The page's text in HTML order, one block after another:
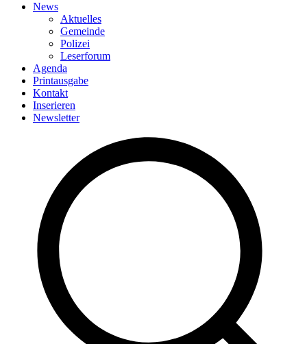
News
Aktuelles
Gemeinde
Polizei
Leserforum
Agenda
Printausgabe
Kontakt
Inserieren
Newsletter